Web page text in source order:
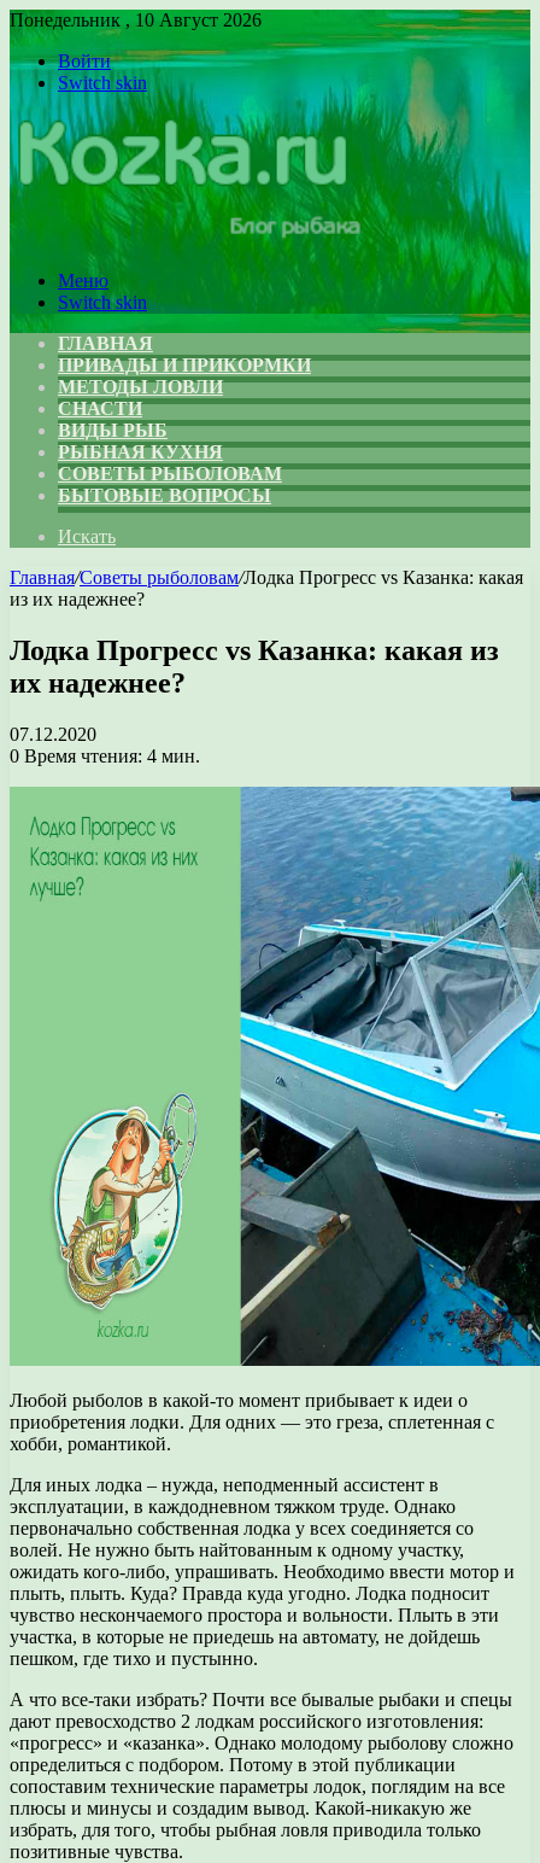
Понедельник , 10 Август 2026
Войти
Switch skin
Меню
Switch skin
ГЛАВНАЯ
ПРИВАДЫ И ПРИКОРМКИ
МЕТОДЫ ЛОВЛИ
СНАСТИ
ВИДЫ РЫБ
РЫБНАЯ КУХНЯ
СОВЕТЫ РЫБОЛОВАМ
БЫТОВЫЕ ВОПРОСЫ
Искать
Главная/Советы рыболовам/Лодка Прогресс vs Казанка: какая
из их надежнее?
Лодка Прогресс vs Казанка: какая из
их надежнее?
07.12.2020
0 Время чтения: 4 мин.
Любой рыболов в какой-то момент прибывает к идеи о
приобретения лодки. Для одних — это греза, сплетенная с
хобби, романтикой.
Для иных лодка – нужда, неподменный ассистент в
эксплуатации, в каждодневном тяжком труде. Однако
первоначально собственная лодка у всех соединяется со
волей. Не нужно быть найтованным к одному участку,
ожидать кого-либо, упрашивать. Необходимо ввести мотор и
плыть, плыть. Куда? Правда куда угодно. Лодка подносит
чувство нескончаемого простора и вольности. Плыть в эти
участка, в которые не приедешь на автомату, не дойдешь
пешком, где тихо и пустынно.
А что все-таки избрать? Почти все бывалые рыбаки и спецы
дают превосходство 2 лодкам российского изготовления:
«прогресс» и «казанка». Однако молодому рыболову сложно
определиться с подбором. Потому в этой публикации
сопоставим технические параметры лодок, поглядим на все
плюсы и минусы и создадим вывод. Какой-никакую же
избрать, для того, чтобы рыбная ловля приводила только
позитивные чувства.